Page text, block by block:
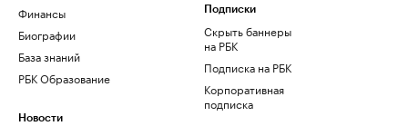
Финансы
Биографии
База знаний
РБК Образование
Новости
Подписки
Скрыть баннеры
на РБК
Подписка на РБК
Корпоративная
подписка